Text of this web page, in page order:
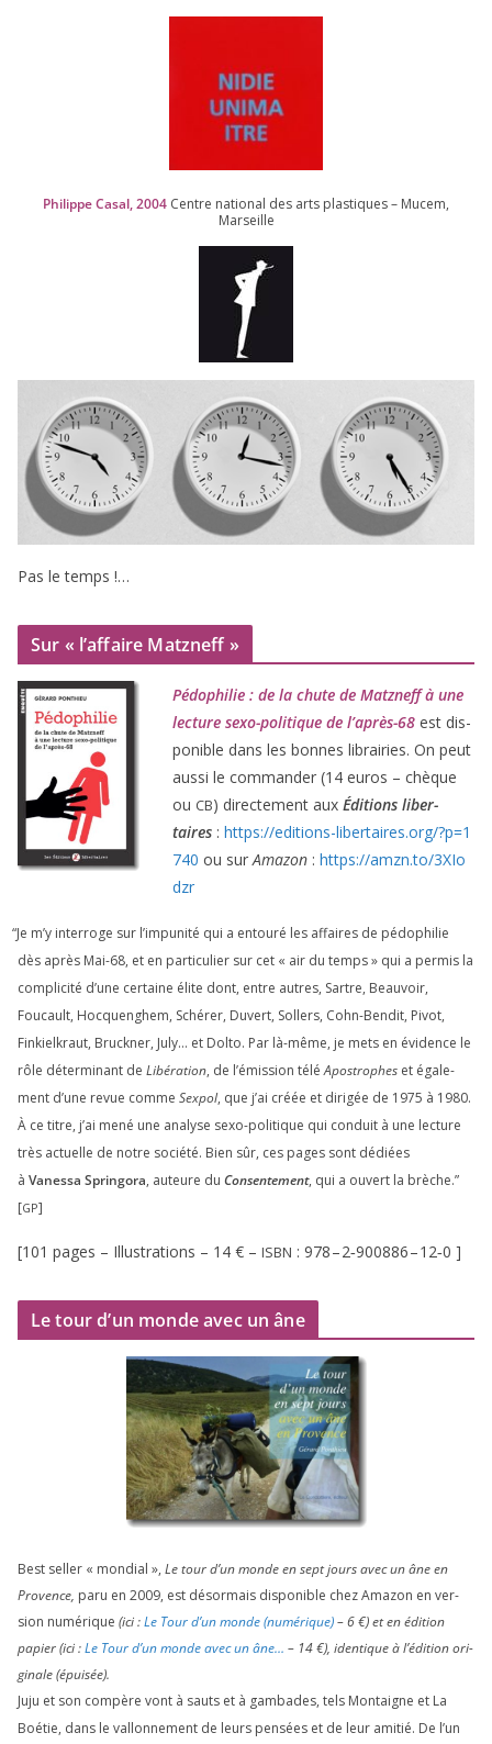
Philippe Casal,2004 Centre natio­nal des arts plas­tiques – Mucem,
Marseille
Pas le temps !…
Sur « l’affaire Matzneff »
Pédophilie : de la chute de Matzneff à une
lec­ture sexo-poli­tique de l’après-68 est dis­
po­nible dans les bonnes librai­ries. On peut
aus­si le com­man­der (14 euros – chèque
ou CB) direc­te­ment aux Éditions liber­
taires : https://​edi​tions​-liber​taires​.org/​?​p​=​1
740 ou sur Amazon : https://​amzn​.to/​3​X​I​o​
dzr
“Je m’y inter­roge sur l’impunité qui a entou­ré les affaires de pédo­phi­lie
dès après Mai-68, et en par­ti­cu­lier sur cet « air du temps » qui a per­mis la
com­pli­ci­té d’une cer­taine élite dont, entre autres, Sartre, Beauvoir,
Foucault, Hocquenghem, Schérer, Duvert, Sollers, Cohn-Bendit, Pivot,
Finkielkraut, Bruckner, July… et Dolto. Par là-même, je mets en évi­dence le
rôle déter­mi­nant de Libération, de l’émission téléApostrophes et éga­le­
ment d’une revue comme Sexpol, que j’ai créée et diri­gée de 1975 à 1980.
À ce titre, j’ai mené une ana­lyse sexo-poli­tique qui conduit à une lec­ture
très actuelle de notre socié­té. Bien sûr, ces pages sont dédiées
à Vanessa Springora, auteure du Consentement, qui a ouvert la brèche.”
[GP]
[101 pages – Illustrations – 14 € – ISBN : 978–2‑900886–12‑0 ]
Le tour d’un monde avec un âne
Best sel­ler « mon­dial », Le tour d’un monde en sept jours avec un âne en
Provence, paru en 2009, est désor­mais dis­po­nible chez Amazon en ver­
sion numé­rique (ici :Le Tour d’un monde (numé­rique)–6€) et en édi­tion
papier (ici :Le Tour d’un monde avec un âne… – 14€), iden­tique à l’é­di­tion ori­
gi­nale (épui­sée).
Juju et son com­père vont à sauts et à gam­bades, tels Montaigne et La
Boétie, dans le val­lon­ne­ment de leurs pen­sées et de leur ami­tié. De l’un